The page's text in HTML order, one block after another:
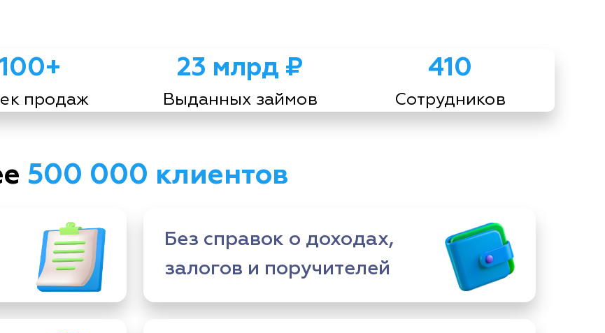
100+
продаж
23 млрд ₽
Выданных займов
410
Сотрудников
500 000 клиентов
Без справок о доходах,
залогов и поручителей